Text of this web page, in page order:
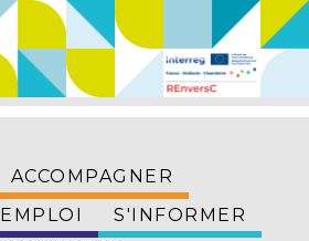
ACCOMPAGNER
S'INFORMER